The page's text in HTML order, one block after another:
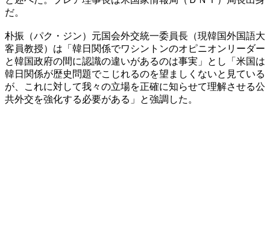
だ。
朴振（パク・ジン）元国会外交統一委員長（現韓国外国語大
客員教授）は「韓日関係でワシントンのオピニオンリーダー
と韓国政府の間に認識の違いがあるのは事実」とし「米国は
韓日関係が歴史問題でこじれるのを望ましくないと見ている
が、これに対して我々の立場を正確に知らせて理解させる公
共外交を強化する必要がある」と強調した。